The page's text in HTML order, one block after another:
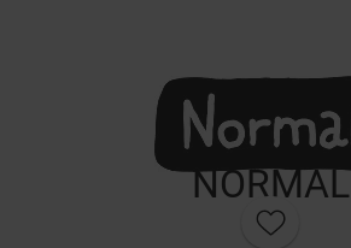
NORMAL